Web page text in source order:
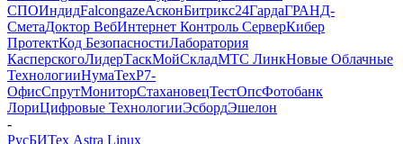
СПОИндидFalcongazeАсконБитрикс24ГардаГРАНД-
СметаДоктор ВебИнтернет Контроль СерверКибер
ПротектКод БезопасностиЛаборатория
КасперскогоЛидерТаскМойСкладМТС ЛинкНовые Облачные
ТехнологииНумаТехР7-
ОфисСпрутМониторСтахановецТестОпсФотобанк
ЛориЦифровые ТехнологииЭсбордЭшелон
-
РусБИТех Astra Linux